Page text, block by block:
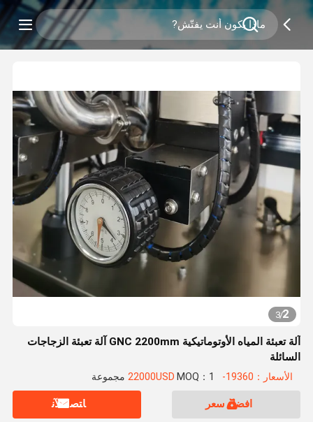
2
/
3
آلة تعبئة المياه الأوتوماتيكية GNC 2200mm آلة تعبئة الزجاجات
السائلة
الأسعار：19360-22000USD MOQ：1 مجموعة
افضل سعر ﺎﺘﺼﻟ ﺍﻶﻧ